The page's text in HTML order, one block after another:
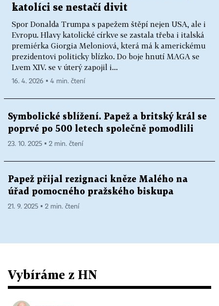
katolíci se nestačí divit
Spor Donalda Trumpa s papežem štěpí nejen USA, ale i
Evropu. Hlavy katolické církve se zastala třeba i italská
premiérka Giorgia Meloniová, která má k americkému
prezidentovi politicky blízko. Do boje hnutí MAGA se
Lvem XIV. se v úterý zapojil i...
16. 4. 2026 ▪ 4 min. čtení
Symbolické sblížení. Papež a britský král se
poprvé po 500 letech společně pomodlili
23. 10. 2025 ▪ 2 min. čtení
Papež přijal rezignaci kněze Malého na
úřad pomocného pražského biskupa
21. 9. 2025 ▪ 2 min. čtení
Vybíráme z HN